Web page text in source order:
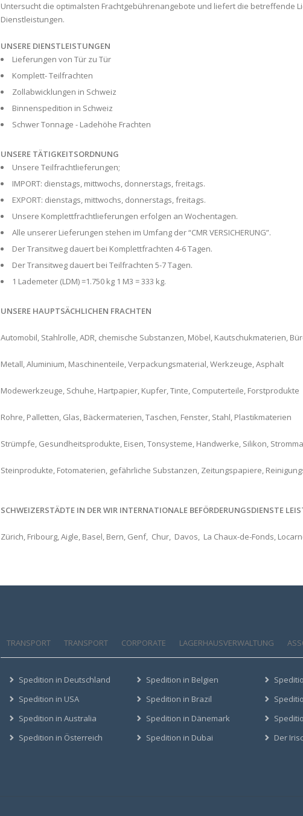
Untersucht die optimalsten Frachtgebührenangebote und liefert die betreffende
Dienstleistungen.
UNSERE DIENSTLEISTUNGEN
Lieferungen von Tür zu Tür
Komplett- Teilfrachten
Zollabwicklungen in Schweiz
Binnenspedition in Schweiz
Schwer Tonnage - Ladehöhe Frachten
UNSERE TÄTIGKEITSORDNUNG
Unsere Teilfrachtlieferungen;
IMPORT: dienstags, mittwochs, donnerstags, freitags.
EXPORT: dienstags, mittwochs, donnerstags, freitags.
Unsere Komplettfrachtlieferungen erfolgen an Wochentagen.
Alle unserer Lieferungen stehen im Umfang der “CMR VERSICHERUNG”.
Der Transitweg dauert bei Komplettfrachten 4-6 Tagen.
Der Transitweg dauert bei Teilfrachten 5-7 Tagen.
1 Lademeter (LDM) =1.750 kg 1 M3 = 333 kg.
UNSERE HAUPTSÄCHLICHEN FRACHTEN
Automobil, Stahlrolle, ADR, chemische Substanzen, Möbel, Kautschukmaterien,
Metall, Aluminium, Maschinenteile, Verpackungsmaterial, Werkzeuge, Asphalt
Modewerkzeuge, Schuhe, Hartpapier, Kupfer, Tinte, Computerteile, Forstprodukte
Rohre, Palletten, Glas, Bäckermaterien, Taschen, Fenster, Stahl, Plastikmaterien
Strümpfe, Gesundheitsprodukte, Eisen, Tonsysteme, Handwerke, Silikon,
Steinprodukte, Fotomaterien, gefährliche Substanzen, Zeitungspapiere,
SCHWEIZERSTÄDTE IN DER WIR INTERNATIONALE BEFÖRDERUNGSDIENSTE
Zürich, Fribourg, Aigle, Basel‎, Bern, Genf, ‎ Chur, ‎ Davos, ‎ La Chaux-de-Fonds‎,
TRANSPORT TRANSPORT CORPORATE LAGERHAUSVERWALTUNG
Spedition in Deutschland
Spedition in USA
Spedition in Australia
Spedition in Österreich
Spedition in Belgien
Spedition in Brazil
Spedition in Dänemark
Spedition in Dubai
Der